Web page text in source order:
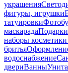
украшения
фигуры, игрушки
татуировки
маскарадаПодарки
наборы
бритья
водоснабжение
двериВанны